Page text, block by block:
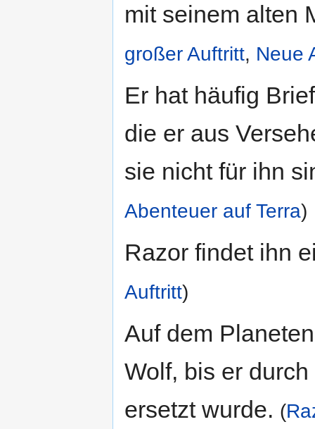
mit seinem alten
großer Auftritt, Neue
Er hat häufig
die er aus
sie nicht für ihn
Abenteuer auf Terra)
Razor findet ihn
Auftritt)
Auf dem
Wolf, bis er
ersetzt wurde. (